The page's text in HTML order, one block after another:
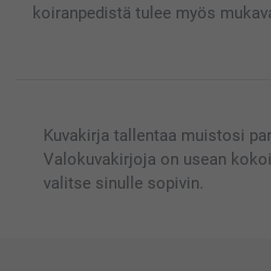
koiranpedistä tulee myös
Kuvakirja tallentaa muistosi
Valokuvakirjoja on usean
valitse sinulle sopivin.